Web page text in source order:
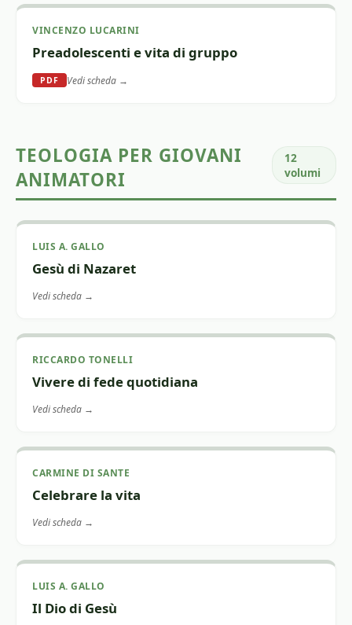
VINCENZO LUCARINI
Preadolescenti e vita di gruppo
PDF Vedi scheda →
TEOLOGIA PER GIOVANI
ANIMATORI
12
volumi
LUIS A. GALLO
Gesù di Nazaret
Vedi scheda →
RICCARDO TONELLI
Vivere di fede quotidiana
Vedi scheda →
CARMINE DI SANTE
Celebrare la vita
Vedi scheda →
LUIS A. GALLO
Il Dio di Gesù